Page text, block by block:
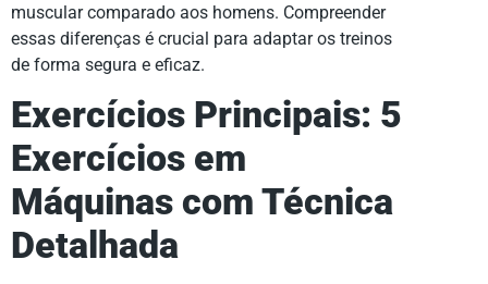
muscular comparado aos homens. Compreender
essas diferenças é crucial para adaptar os treinos
de forma segura e eficaz.
Exercícios Principais: 5
Exercícios em
Máquinas com Técnica
Detalhada